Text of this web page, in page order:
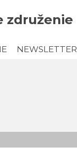
združenie
NEWSLETTER